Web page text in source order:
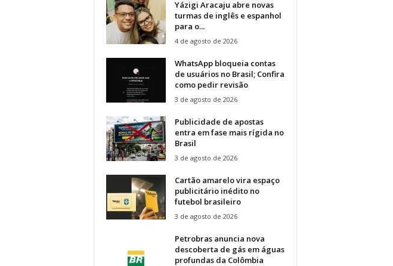
Yázigi Aracaju abre novas
turmas de inglês e espanhol
para o...
4 de agosto de 2026
WhatsApp bloqueia contas
de usuários no Brasil; Confira
como pedir revisão
3 de agosto de 2026
Publicidade de apostas
entra em fase mais rígida no
Brasil
3 de agosto de 2026
Cartão amarelo vira espaço
publicitário inédito no
futebol brasileiro
3 de agosto de 2026
Petrobras anuncia nova
descoberta de gás em águas
profundas da Colômbia